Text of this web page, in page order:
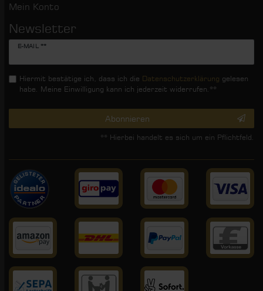
Mein Konto
Newsletter
E-MAIL **
Newsletter
Hiermit bestätige ich, dass ich die Daten­schutz­erklärung gelesen
habe. Meine Einwilligung kann ich jederzeit widerrufen.**
Abonnieren
** Hierbei handelt es sich um ein Pflichtfeld.